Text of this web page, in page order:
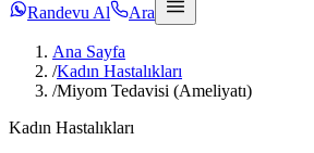
Randevu Al Ara
Ana Sayfa
/Kadın Hastalıkları
/Miyom Tedavisi (Ameliyatı)
Kadın Hastalıkları